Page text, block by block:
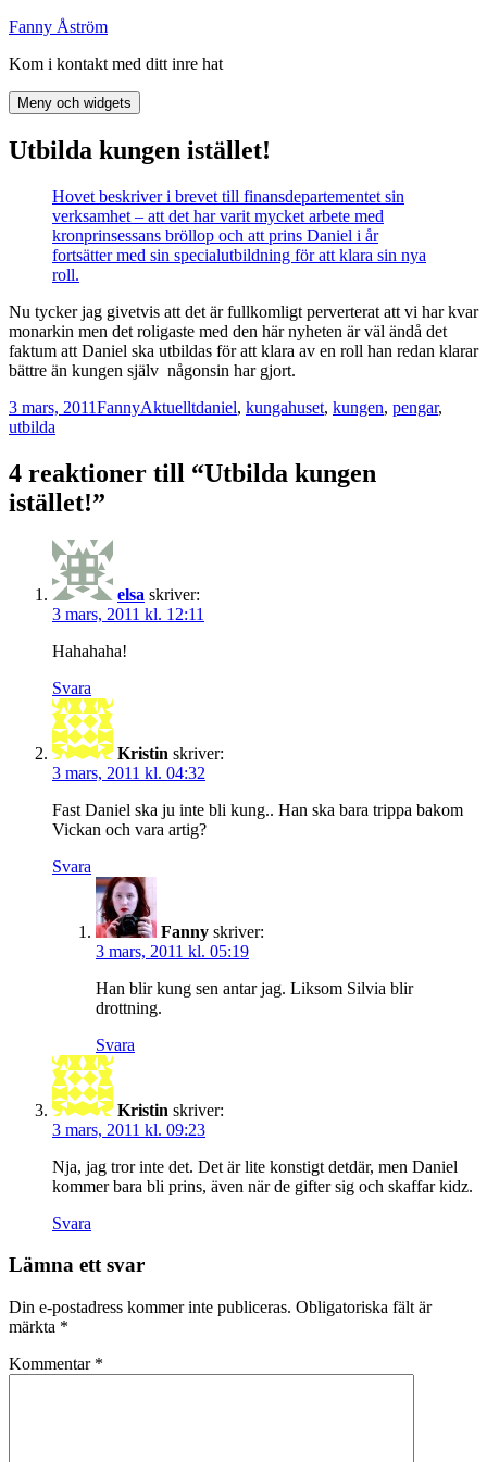
Hoppa
innehåll
Fanny Åström
Kom i kontakt med ditt inre hat
Meny och widgets
Utbilda kungen istället!
Hovet beskriver i brevet till finansdepartementet sin
verksamhet – att det har varit mycket arbete med
kronprinsessans bröllop och att prins Daniel i år
fortsätter med sin specialutbildning för att klara sin nya
roll.
Nu tycker jag givetvis att det är fullkomligt perverterat att vi har kvar
monarkin men det roligaste med den här nyheten är väl ändå det
faktum att Daniel ska utbildas för att klara av en roll han redan klarar
bättre än kungen själv någonsin har gjort.
Postat
3 mars, 2011Författare
FannyKategorier
AktuelltTaggar
daniel, kungahuset, kungen, pengar,
utbilda
4 reaktioner till “Utbilda kungen
istället!”
elsa skriver:
3 mars, 2011 kl. 12:11
Hahahaha!
Svara
Kristin skriver:
3 mars, 2011 kl. 04:32
Fast Daniel ska ju inte bli kung.. Han ska bara trippa bakom
Vickan och vara artig?
Svara
Fanny skriver:
3 mars, 2011 kl. 05:19
Han blir kung sen antar jag. Liksom Silvia blir
drottning.
Svara
Kristin skriver:
3 mars, 2011 kl. 09:23
Nja, jag tror inte det. Det är lite konstigt detdär, men Daniel
kommer bara bli prins, även när de gifter sig och skaffar kidz.
Svara
Lämna ett svar
Din e-postadress kommer inte publiceras. Obligatoriska fält är
märkta *
Kommentar *